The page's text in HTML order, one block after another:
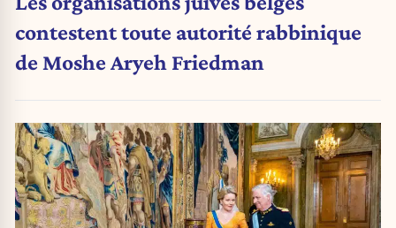
contestent toute autorité rabbinique
de Moshe Aryeh Friedman